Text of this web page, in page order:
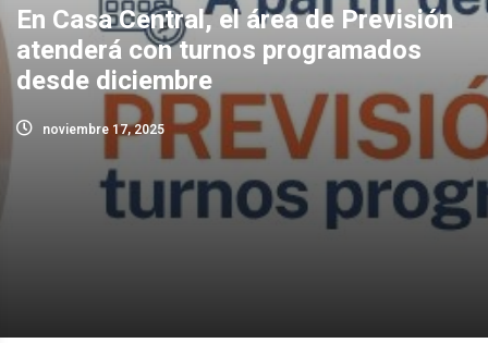
En Casa Central, el área de Previsión
atenderá con turnos programados
desde diciembre
noviembre 17, 2025